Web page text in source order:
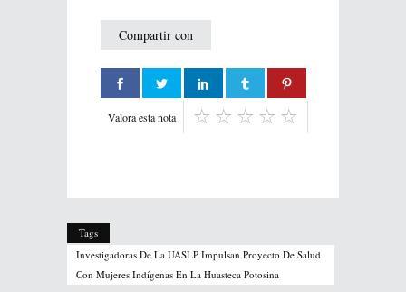
Compartir con
Valora esta nota
Tags
Investigadoras De La UASLP Impulsan Proyecto De Salud
Con Mujeres Indígenas En La Huasteca Potosina